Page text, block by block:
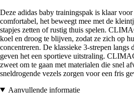
Deze adidas baby trainingspak is klaar
comfortabel, het beweegt mee met de
stapjes zetten of rustig thuis spelen.
koel en droog te blijven, zodat ze zich op
concentreren. De klassieke 3-strepen langs
geven het een sportieve uitstraling.
zweet om te gaan met materialen die snel
sneldrogende vezels zorgen voor een fris
Aanvullende informatie